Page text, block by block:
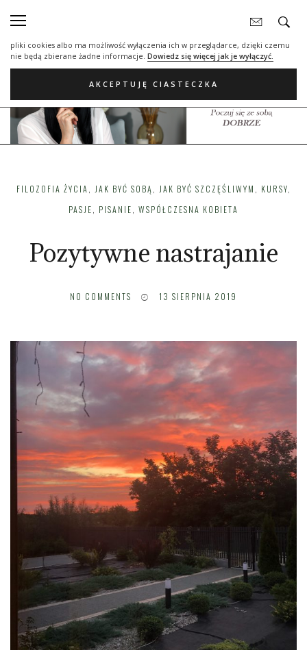
statystycznych, reklamowych oraz funkcjonalnych. Dzięki nim możemy
pliki cookies albo ma możliwość wyłączenia ich w przeglądarce, dzięki czemu
nie będą zbierane żadne informacje. Dowiedz się więcej jak je wyłączyć.
AKCEPTUJĘ CIASTECZKA
FILOZOFIA ŻYCIA , JAK BYĆ SOBĄ , JAK BYĆ SZCZĘŚLIWYM , KURSY,
PASJE, PISANIE, WSPÓŁCZESNA KOBIETA
Pozytywne nastrajanie
NO COMMENTS 13 SIERPNIA 2019